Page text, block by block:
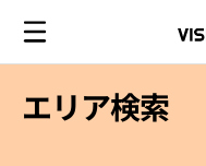
エリア検索